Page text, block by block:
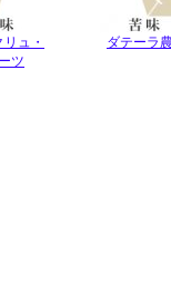
ュ・
ツ
ダテーラ